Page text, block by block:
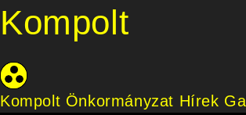
Kompolt
Kompolt Önkormányzat Hírek